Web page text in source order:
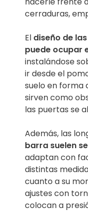
cerraduras,
El diseño de
puede ocupar
instalándose
ir desde el
suelo en forma
sirven como
las puertas se
Además, las
barra suelen
adaptan con
distintas
cuanto a su
ajustes con
colocan a